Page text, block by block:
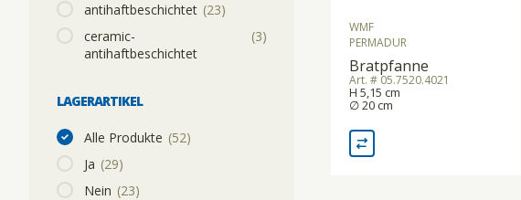
antihaftbeschichtet (23)
ceramic-
antihaftbeschichtet
(3)
LAGERARTIKEL
Alle Produkte (52)
Ja (29)
Nein (23)
WMF
PERMADUR
Bratpfanne
Art. # 05.7520.4021
H 5,15 cm
∅ 20 cm